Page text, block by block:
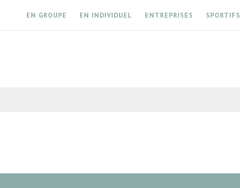
EN GROUPE EN INDIVIDUEL ENTREPRISES SPORTIFS